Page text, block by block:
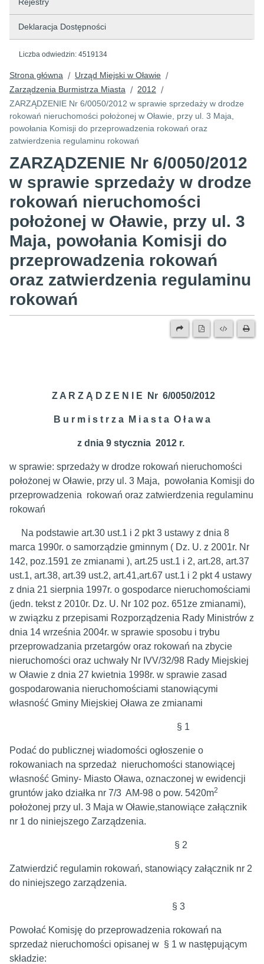
Deklaracja Dostępności
Liczba odwiedzin: 4519134
Strona główna / Urząd Miejski w Oławie /
Zarządzenia Burmistrza Miasta / 2012 /
ZARZĄDZENIE Nr 6/0050/2012 w sprawie sprzedaży w drodze
rokowań nieruchomości położonej w Oławie, przy ul. 3 Maja,
powołania Komisji do przeprowadzenia rokowań oraz
zatwierdzenia regulaminu rokowań
ZARZĄDZENIE Nr 6/0050/2012
w sprawie sprzedaży w drodze
rokowań nieruchomości
położonej w Oławie, przy ul. 3
Maja, powołania Komisji do
przeprowadzenia rokowań
oraz zatwierdzenia regulaminu
rokowań
Z A R Z Ą D Z E N I E Nr 6/0050/2012
B u r m i s t r z a M i a s t a O ł a w a
z dnia 9 stycznia 2012 r.
w sprawie: sprzedaży w drodze rokowań nieruchomości
położonej w Oławie, przy ul. 3 Maja, powołania Komisji do
przeprowadzenia rokowań oraz zatwierdzenia regulaminu
rokowań
Na podstawie art.30 ust.1 i 2 pkt 3 ustawy z dnia 8
marca 1990r. o samorządzie gminnym ( Dz. U. z 2001r. Nr
142, poz.1591 ze zmianami ), art.25 ust.1 i 2, art.28, art.37
ust.1, art.38, art.39 ust.2, art.41,art.67 ust.1 i 2 pkt 4 ustawy
z dnia 21 sierpnia 1997r. o gospodarce nieruchomościami
(jedn. tekst z 2010r. Dz. U. Nr 102 poz. 651ze zmianami),
w związku z przepisami Rozporządzenia Rady Ministrów z
dnia 14 września 2004r. w sprawie sposobu i trybu
przeprowadzania przetargów oraz rokowań na zbycie
nieruchomości oraz uchwały Nr IVV/32/98 Rady Miejskiej
w Oławie z dnia 27 kwietnia 1998r. w sprawie zasad
gospodarowania nieruchomościami stanowiącymi
własność Gminy Miejskiej Oława ze zmianami
§ 1
Podać do publicznej wiadomości ogłoszenie o
rokowaniach na sprzedaż nieruchomości stanowiącej
własność Gminy- Miasto Oława, oznaczonej w ewidencji
gruntów jako działka nr 7/3 AM-98 o pow. 5420m2
położonej przy ul. 3 Maja w Oławie,stanowiące załącznik
nr 1 do niniejszego Zarządzenia.
§ 2
Zatwierdzić regulamin rokowań, stanowiący załącznik nr 2
do niniejszego zarządzenia.
§ 3
Powołać Komisję do przeprowadzenia rokowań na
sprzedaż nieruchomości opisanej w § 1 w następującym
składzie: